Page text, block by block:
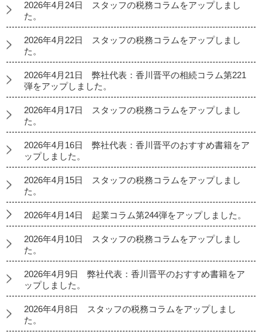
2026年4月24日 スタッフの税務コラムをアップしまし
た。
2026年4月22日 スタッフの税務コラムをアップしまし
た。
2026年4月21日 弊社代表：香川晋平の相続コラム第221
弾をアップしました。
2026年4月17日 スタッフの税務コラムをアップしまし
た。
2026年4月16日 弊社代表：香川晋平のおすすめ書籍をア
ップしました。
2026年4月15日 スタッフの税務コラムをアップしまし
た。
2026年4月14日 起業コラム第244弾をアップしました。
2026年4月10日 スタッフの税務コラムをアップしまし
た。
2026年4月9日 弊社代表：香川晋平のおすすめ書籍をア
ップしました。
2026年4月8日 スタッフの税務コラムをアップしまし
た。